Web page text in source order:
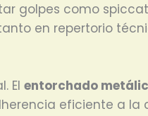
golpes como
en repertorio
El entorchado
eficiente a la